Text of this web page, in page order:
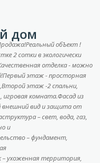
дом
обЪект !
2 сотки в экологически
отделка - можно
этаж - просторная
,Второй этаж -2 спальни,
игровая комната.Фасад из
внешний вид и защита от
– свет, вода, газ,
и
– фундамент,
– ухоженная территория,